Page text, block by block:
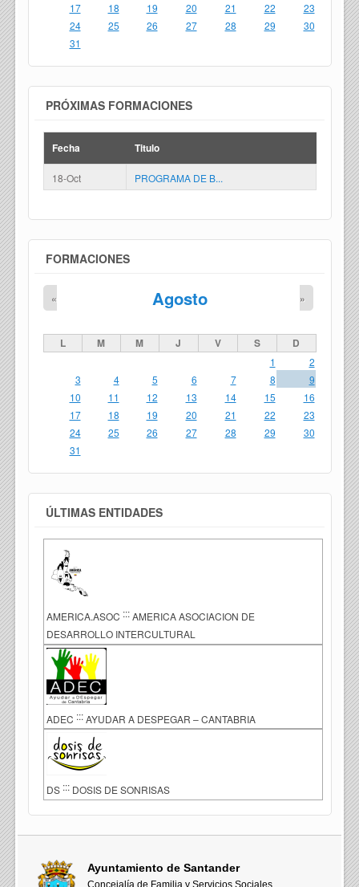
17
18 19 20 21 22
23
24
25 26 27 28 29
30
31
PRÓXIMAS FORMACIONES
Fecha Titulo
18-Oct PROGRAMA DE B...
FORMACIONES
Agosto
« »
L M M J V S D
1
2
3
4 5 6 7 8
9
10
11 12 13 14 15
16
17
18 19 20 21 22
23
24
25 26 27 28 29
30
31
ÚLTIMAS ENTIDADES
AMERICA.ASOC ::: AMERICA ASOCIACION DE
DESARROLLO INTERCULTURAL
ADEC ::: AYUDAR A DESPEGAR – CANTABRIA
DS ::: DOSIS DE SONRISAS
Ayuntamiento de Santander
Concejalía de Familia y Servicios Sociales